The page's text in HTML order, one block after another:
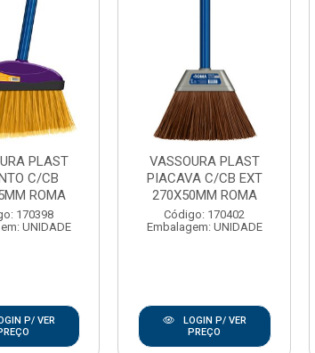
PLAST
C/CB
ROMA
170398
UNIDADE
P/ VER
VASSOURA PLAST
PIACAVA C/CB EXT
270X50MM ROMA
Código: 170402
Embalagem: UNIDADE
LOGIN P/ VER
PREÇO